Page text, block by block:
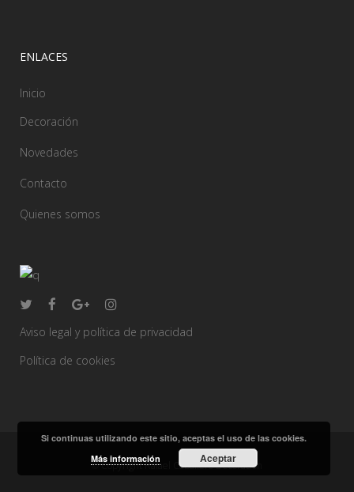
ENLACES
Inicio
Decoración
Novedades
Contacto
Quienes somos
Aviso legal y política de privacidad
Política de cookies
© Copyright Rafael Caballero Decoración
Si continuas utilizando este sitio, aceptas el uso de las cookies.
Más información
Aceptar